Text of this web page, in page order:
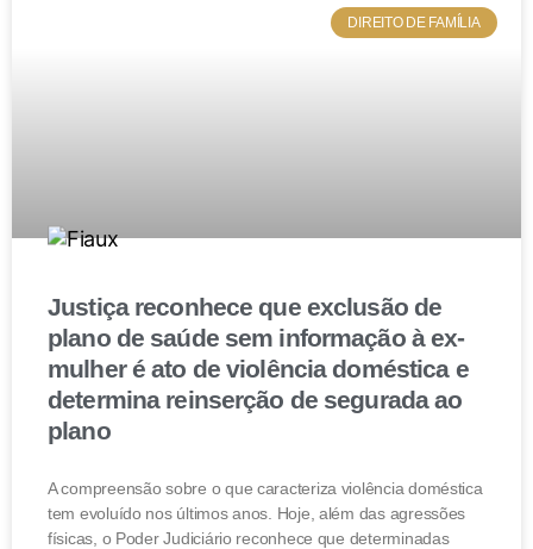
que o tribunal vem tornando o exemplificativo o rol de
tema!
DIREITO DE FAMÍLIA
Justiça reconhece que exclusão de
plano de saúde sem informação à ex-
mulher é ato de violência doméstica e
determina reinserção de segurada ao
plano
A compreensão sobre o que caracteriza violência doméstica
tem evoluído nos últimos anos. Hoje, além das agressões
físicas, o Poder Judiciário reconhece que determinadas